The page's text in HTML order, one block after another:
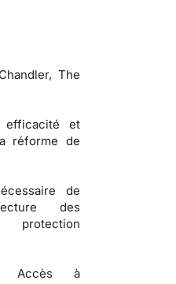
The
efficacité et
réforme de
de
des
protection
Accès à